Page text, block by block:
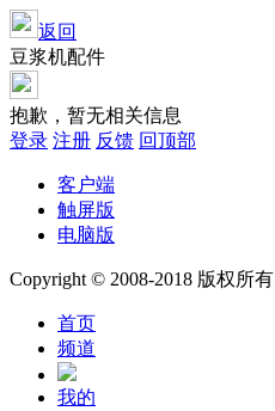
返回
豆浆机配件
抱歉，暂无相关信息
登录 注册 反馈 回顶部
客户端
触屏版
电脑版
Copyright © 2008-2018 版权所有
首页
频道
我的